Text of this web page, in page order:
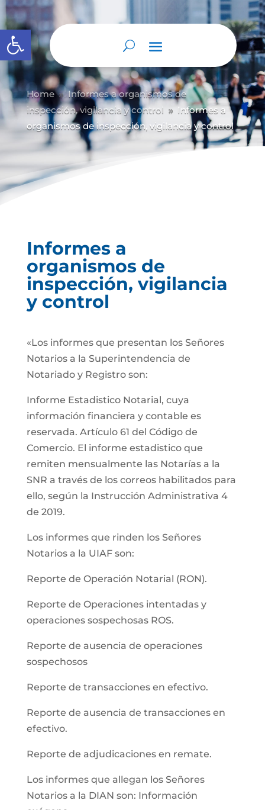
Abrir barra de herramientas
Home 9 Informes a organismos de
inspección, vigilancia y control 9
Informes a
organismos de inspección, vigilancia y control
Informes a
organismos de
inspección, vigilancia
y control
«Los informes que presentan los Señores
Notarios a la Superintendencia de
Notariado y Registro son:
Informe Estadistico Notarial, cuya
información financiera y contable es
reservada. Artículo 61 del Código de
Comercio. El informe estadistico que
remiten mensualmente las Notarías a la
SNR a través de los correos habilitados para
ello, según la Instrucción Administrativa 4
de 2019.
Los informes que rinden los Señores
Notarios a la UIAF son:
Reporte de Operación Notarial (RON).
Reporte de Operaciones intentadas y
operaciones sospechosas ROS.
Reporte de ausencia de operaciones
sospechosos
Reporte de transacciones en efectivo.
Reporte de ausencia de transacciones en
efectivo.
Reporte de adjudicaciones en remate.
Los informes que allegan los Señores
Notarios a la DIAN son: Información